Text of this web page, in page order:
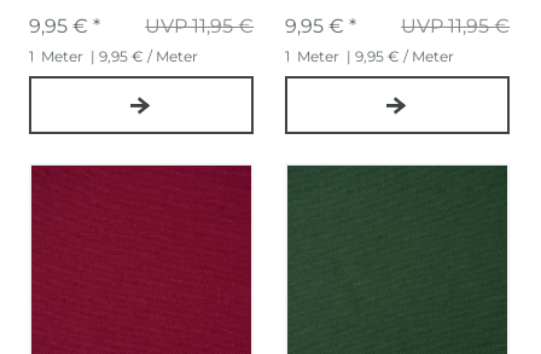
UVP 11,95 €
9,95 € *
1 Meter | 9,95 € / Meter
UVP 11,95 €
9,95 € *
1 Meter | 9,95 € / Meter